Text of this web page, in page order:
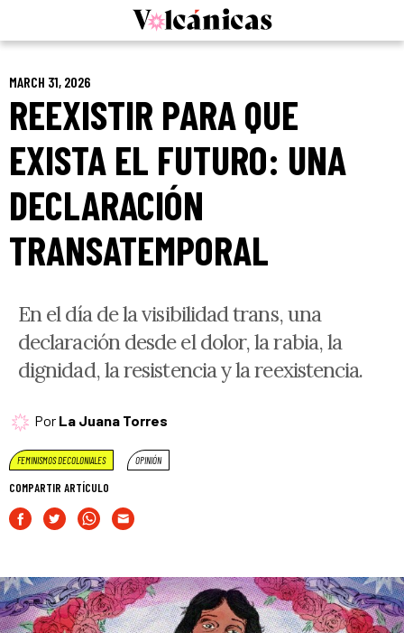
MARCH 31, 2026
REEXISTIR PARA QUE
EXISTA EL FUTURO: UNA
DECLARACIÓN
TRANSATEMPORAL
En el día de la visibilidad trans, una
declaración desde el dolor, la rabia, la
dignidad, la resistencia y la reexistencia.
Por La Juana Torres
FEMINISMOS DECOLONIALES OPINIÓN
COMPARTIR ARTÍCULO